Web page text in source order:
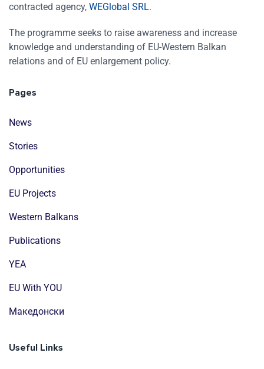
contracted agency, WEGlobal SRL.
The programme seeks to raise awareness and increase
knowledge and understanding of EU-Western Balkan
relations and of EU enlargement policy.
Pages
News
Stories
Opportunities
EU Projects
Western Balkans
Publications
YEA
EU With YOU
Mакедонски
Useful Links